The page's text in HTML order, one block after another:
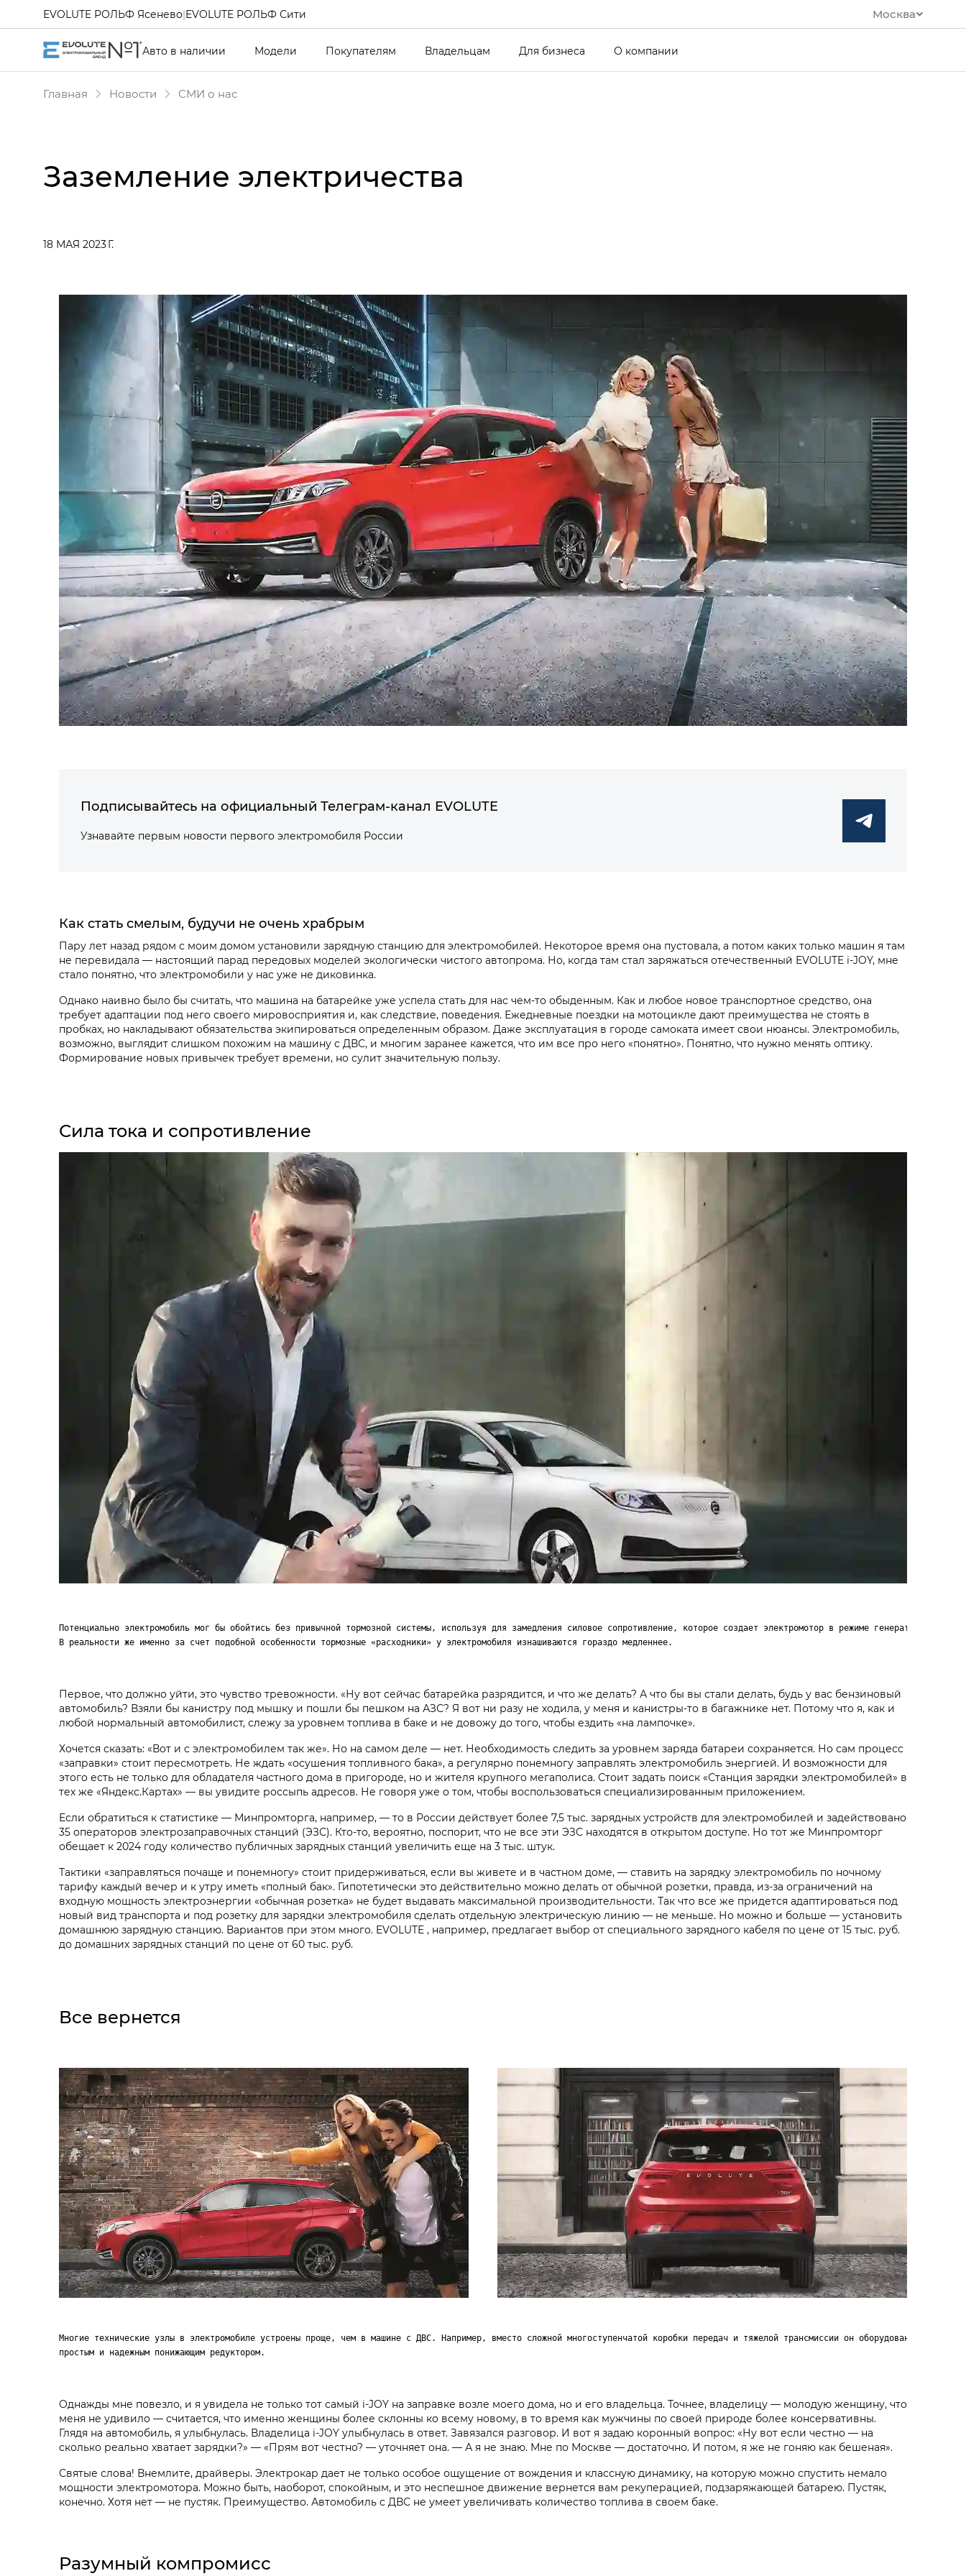
Москва
EVOLUTE РОЛЬФ Ясенево|EVOLUTE РОЛЬФ Сити
Авто в наличии Модели Покупателям Владельцам Для бизнеса О компании
Главная Новости СМИ о нас
Заземление электричества
18 МАЯ 2023 Г.
Подписывайтесь на официальный Телеграм-канал EVOLUTE
Узнавайте первым новости первого электромобиля России
Как стать смелым, будучи не очень храбрым
Пару лет назад рядом с моим домом установили зарядную станцию для электромобилей. Некоторое время она пустовала, а потом каких только машин я там
не перевидала — настоящий парад передовых моделей экологически чистого автопрома. Но, когда там стал заряжаться отечественный EVOLUTE i‑JOY, мне
стало понятно, что электромобили у нас уже не диковинка.
Однако наивно было бы считать, что машина на батарейке уже успела стать для нас чем-то обыденным. Как и любое новое транспортное средство, она
требует адаптации под него своего мировосприятия и, как следствие, поведения. Ежедневные поездки на мотоцикле дают преимущества не стоять в
пробках, но накладывают обязательства экипироваться определенным образом. Даже эксплуатация в городе самоката имеет свои нюансы. Электромобиль,
возможно, выглядит слишком похожим на машину с ДВС, и многим заранее кажется, что им все про него «понятно». Понятно, что нужно менять оптику.
Формирование новых привычек требует времени, но сулит значительную пользу.
Сила тока и сопротивление
Потенциально электромобиль мог бы обойтись без привычной тормозной системы, используя для замедления силовое сопротивление, которое создает электромотор в режиме генератора.
В реальности же именно за счет подобной особенности тормозные «расходники» у электромобиля изнашиваются гораздо медленнее.
Первое, что должно уйти, это чувство тревожности. «Ну вот сейчас батарейка разрядится, и что же делать? А что бы вы стали делать, будь у вас бензиновый
автомобиль? Взяли бы канистру под мышку и пошли бы пешком на АЗС? Я вот ни разу не ходила, у меня и канистры-то в багажнике нет. Потому что я, как и
любой нормальный автомобилист, слежу за уровнем топлива в баке и не довожу до того, чтобы ездить «на лампочке».
Хочется сказать: «Вот и с электромобилем так же». Но на самом деле — нет. Необходимость следить за уровнем заряда батареи сохраняется. Но сам процесс
«заправки» стоит пересмотреть. Не ждать «осушения топливного бака», а регулярно понемногу заправлять электромобиль энергией. И возможности для
этого есть не только для обладателя частного дома в пригороде, но и жителя крупного мегаполиса. Стоит задать поиск «Станция зарядки электромобилей» в
тех же «Яндекс.Картах» — вы увидите россыпь адресов. Не говоря уже о том, чтобы воспользоваться специализированным приложением.
Если обратиться к статистике — Минпромторга, например, — то в России действует более 7,5 тыс. зарядных устройств для электромобилей и задействовано
35 операторов электрозаправочных станций (ЭЗС). Кто-то, вероятно, поспорит, что не все эти ЭЗС находятся в открытом доступе. Но тот же Минпромторг
обещает к 2024 году количество публичных зарядных станций увеличить еще на 3 тыс. штук.
Тактики «заправляться почаще и понемногу» стоит придерживаться, если вы живете и в частном доме, — ставить на зарядку электромобиль по ночному
тарифу каждый вечер и к утру иметь «полный бак». Гипотетически это действительно можно делать от обычной розетки, правда, из-за ограничений на
входную мощность электроэнергии «обычная розетка» не будет выдавать максимальной производительности. Так что все же придется адаптироваться под
новый вид транспорта и под розетку для зарядки электромобиля сделать отдельную электрическую линию — не меньше. Но можно и больше — установить
домашнюю зарядную станцию. Вариантов при этом много. EVOLUTE , например, предлагает выбор от специального зарядного кабеля по цене от 15 тыс. руб.
до домашних зарядных станций по цене от 60 тыс. руб.
Все вернется
Многие технические узлы в электромобиле устроены проще, чем в машине с ДВС. Например, вместо сложной многоступенчатой коробки передач и тяжелой трансмиссии он оборудован
простым и надежным понижающим редуктором.
Однажды мне повезло, и я увидела не только тот самый i‑JOY на заправке возле моего дома, но и его владельца. Точнее, владелицу — молодую женщину, что
меня не удивило — считается, что именно женщины более склонны ко всему новому, в то время как мужчины по своей природе более консервативны.
Глядя на автомобиль, я улыбнулась. Владелица i‑JOY улыбнулась в ответ. Завязался разговор. И вот я задаю коронный вопрос: «Ну вот если честно — на
сколько реально хватает зарядки?» — «Прям вот честно? — уточняет она. — А я не знаю. Мне по Москве — достаточно. И потом, я же не гоняю как бешеная».
Святые слова! Внемлите, драйверы. Электрокар дает не только особое ощущение от вождения и классную динамику, на которую можно спустить немало
мощности электромотора. Можно быть, наоборот, спокойным, и это неспешное движение вернется вам рекуперацией, подзаряжающей батарею. Пустяк,
конечно. Хотя нет — не пустяк. Преимущество. Автомобиль с ДВС не умеет увеличивать количество топлива в своем баке.
Разумный компромисс